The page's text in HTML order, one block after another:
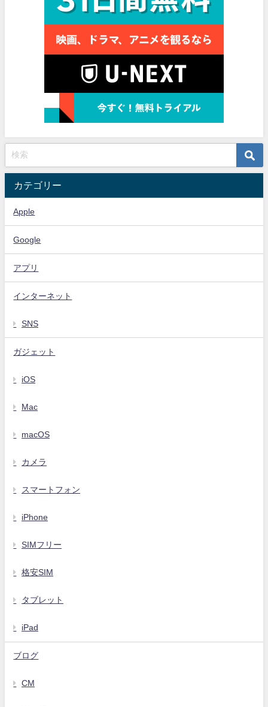
カテゴリー
Apple
Google
アプリ
インターネット
SNS
ガジェット
iOS
Mac
macOS
カメラ
スマートフォン
iPhone
SIMフリー
格安SIM
タブレット
iPad
ブログ
CM